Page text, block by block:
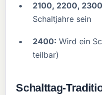
2100, 2200,
Schaltjahre sein
2400: Wird ein
teilbar)
Schalttag-